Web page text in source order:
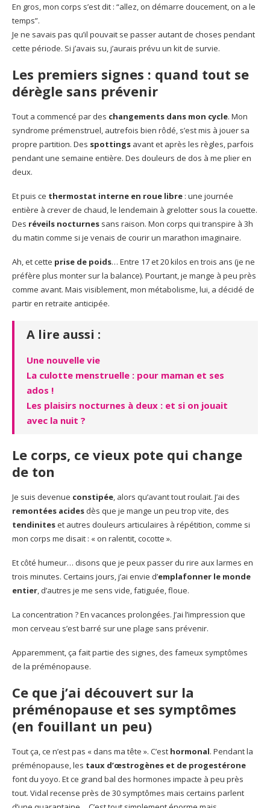
En gros, mon corps s’est dit : “allez, on démarre doucement, on a le
temps”.
Je ne savais pas qu’il pouvait se passer autant de choses pendant
cette période. Si j’avais su, j’aurais prévu un kit de survie.
Les premiers signes : quand tout se
dérègle sans prévenir
Tout a commencé par des changements dans mon cycle. Mon
syndrome prémenstruel, autrefois bien rôdé, s’est mis à jouer sa
propre partition. Des spottings avant et après les règles, parfois
pendant une semaine entière. Des douleurs de dos à me plier en
deux.
Et puis ce thermostat interne en roue libre : une journée
entière à crever de chaud, le lendemain à grelotter sous la couette.
Des réveils nocturnes sans raison. Mon corps qui transpire à 3h
du matin comme si je venais de courir un marathon imaginaire.
Ah, et cette prise de poids… Entre 17 et 20 kilos en trois ans (je ne
préfère plus monter sur la balance). Pourtant, je mange à peu près
comme avant. Mais visiblement, mon métabolisme, lui, a décidé de
partir en retraite anticipée.
A lire aussi :
Une nouvelle vie
La culotte menstruelle : pour maman et ses
ados !
Les plaisirs nocturnes à deux : et si on jouait
avec la nuit ?
Le corps, ce vieux pote qui change
de ton
Je suis devenue constipée, alors qu’avant tout roulait. J’ai des
remontées acides dès que je mange un peu trop vite, des
tendiniteset autres douleurs articulaires à répétition, comme si
mon corps me disait : « on ralentit, cocotte ».
Et côté humeur… disons que je peux passer du rire aux larmes en
trois minutes. Certains jours, j’ai envie d’emplafonner le monde
entier, d’autres je me sens vide, fatiguée, floue.
La concentration ? En vacances prolongées. J’ai l’impression que
mon cerveau s’est barré sur une plage sans prévenir.
Apparemment, ça fait partie des signes, des fameux symptômes
de la préménopause.
Ce que j’ai découvert sur la
préménopause et ses symptômes
(en fouillant un peu)
Tout ça, ce n’est pas « dans ma tête ». C’est hormonal. Pendant la
préménopause, les taux d’œstrogènes et de progestérone
font du yoyo. Et ce grand bal des hormones impacte à peu près
tout. Vidal recense près de 30 symptômes mais certains parlent